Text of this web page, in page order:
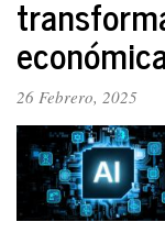
dinero
de
nuestros
en
salud?
26 Febrero, 2025